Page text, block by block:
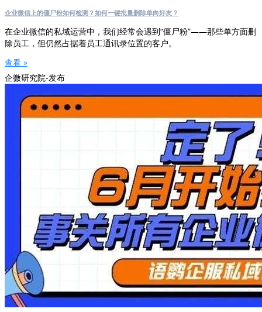
企业微信上的僵尸粉如何检测？如何一键批量删除单向好友？
在企业微信的私域运营中，我们经常会遇到“僵尸粉”——那些单方面删
除员工，但仍然占据着员工通讯录位置的客户。
查看 »
企微研究院-发布